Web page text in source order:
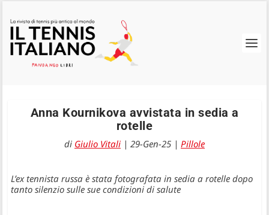
Anna Kournikova avvistata in sedia a
rotelle
di Giulio Vitali | 29-Gen-25 | Pillole
L’ex tennista russa è stata fotografata in sedia a rotelle dopo
tanto silenzio sulle sue condizioni di salute